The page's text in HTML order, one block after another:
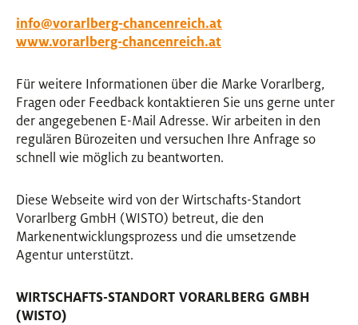
NEWSLETTER
info@vorarlberg-chancenreich.at
www.vorarlberg-chancenreich.at
Für weitere Informationen über die Marke Vorarlberg,
Fragen oder Feedback kontaktieren Sie uns gerne unter
der angegebenen E-Mail Adresse. Wir arbeiten in den
regulären Bürozeiten und versuchen Ihre Anfrage so
schnell wie möglich zu beantworten.
Diese Webseite wird von der Wirtschafts-Standort
Vorarlberg GmbH (WISTO) betreut, die den
Markenentwicklungsprozess und die umsetzende
Agentur unterstützt.
WIRTSCHAFTS-STANDORT VORARLBERG GMBH
(WISTO)